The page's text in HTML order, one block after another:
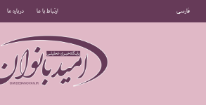
فارسی ارتباط با ما درباره ما